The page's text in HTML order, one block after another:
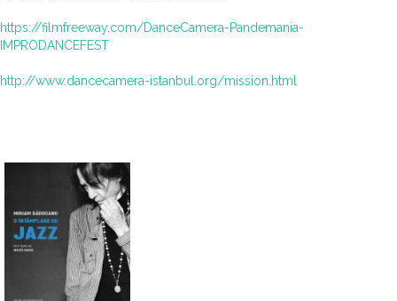
https://filmfreeway.com/DanceCamera-Pandemania-
IMPRODANCEFEST
http://www.dancecamera-istanbul.org/mission.html